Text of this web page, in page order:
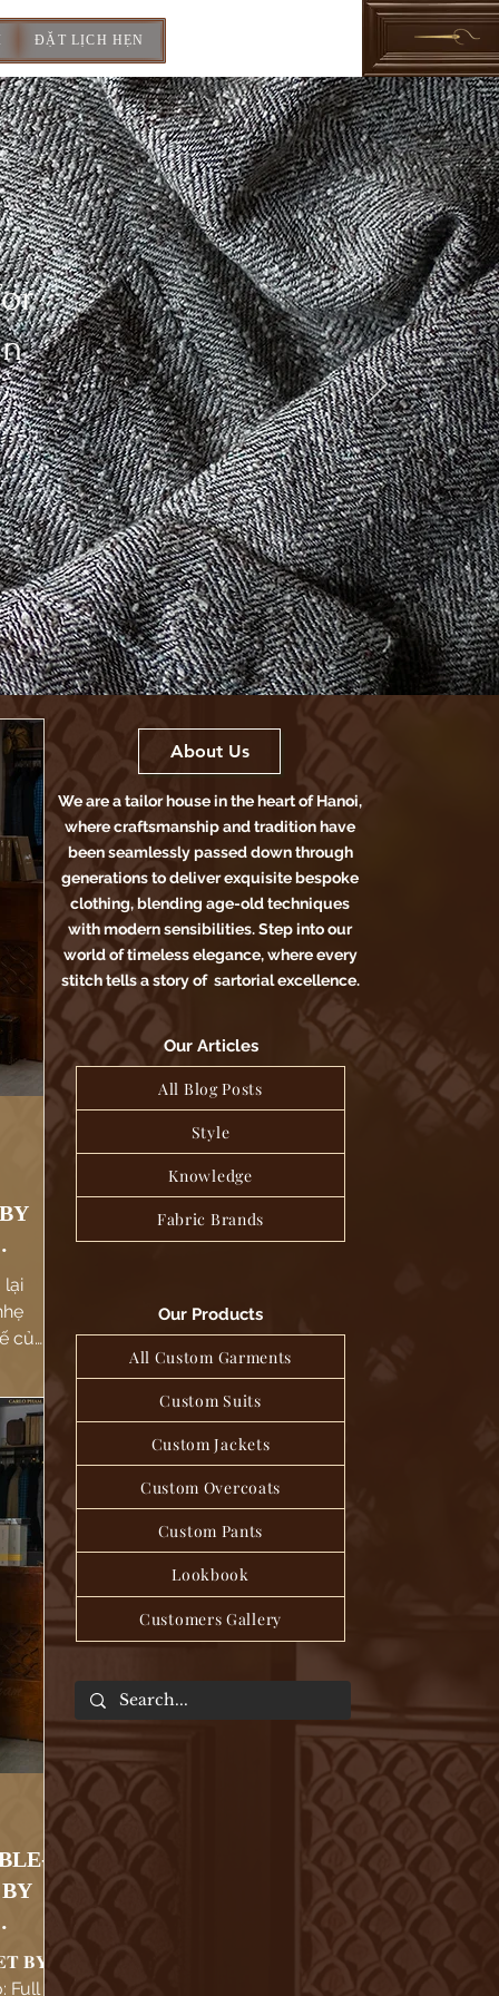
ĐẶT LỊCH HẸN
lại
của
𝐁𝐘
About Us
We are a tailor house in the heart of Hanoi,
where craftsmanship and tradition have
been seamlessly passed down through
generations to deliver exquisite bespoke
clothing, blending age-old techniques
with modern sensibilities. Step into our
world of timeless elegance, where every
stitch tells a story of sartorial excellence.
Our Articles
All Blog Posts
Style
Knowledge
Fabric Brands
Our Products
All Custom Garments
Custom Suits
Custom Jackets
Custom Overcoats
Custom Pants
Lookbook
Customers Gallery